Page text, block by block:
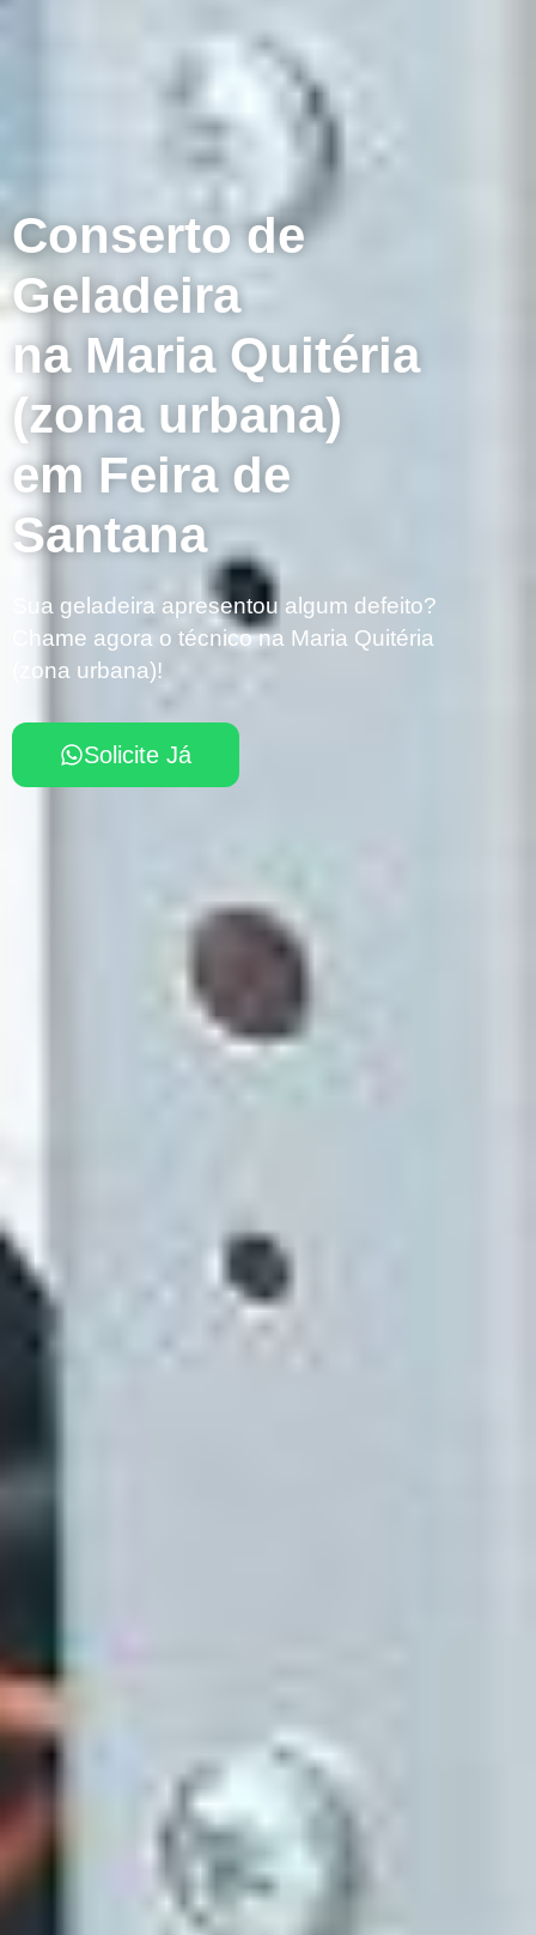
Conserto de
Geladeira
na Maria Quitéria
(zona urbana)
em Feira de
Santana
Sua geladeira apresentou algum defeito?
Chame agora o técnico na Maria Quitéria
(zona urbana)!
Solicite Já